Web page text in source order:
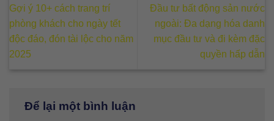
Gợi ý 10+ cách trang trí
phòng khách cho ngày tết
độc đáo, đón tài lộc cho năm
2025
Đầu tư bất động sản nước
ngoài: Đa dạng hóa danh
mục đầu tư và đi kèm đặc
quyền hấp dẫn
Để lại một bình luận